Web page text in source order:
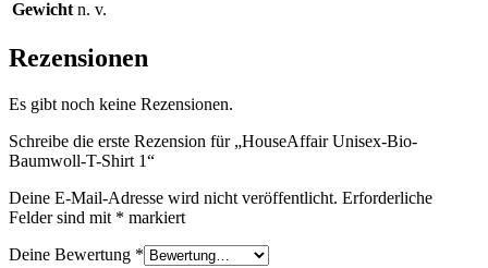
Gewicht n. v.
Rezensionen
Es gibt noch keine Rezensionen.
Schreibe die erste Rezension für „HouseAffair Unisex-Bio-
Baumwoll-T-Shirt 1“
Deine E-Mail-Adresse wird nicht veröffentlicht. Erforderliche
Felder sind mit * markiert
Deine Bewertung *